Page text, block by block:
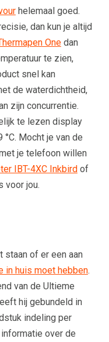
helemaal goed.
dan kun je altijd
Onedan
te zien,
snel kan
de waterdichtheid,
zijn concurrentie.
te lezen display
Mocht je van de
je telefoon willen
IBT-4XC Inkbirdof
voor jou.
staan of er een aan
in huis moet hebben.
van de Ultieme
hij gebundeld in
indeling per
over de